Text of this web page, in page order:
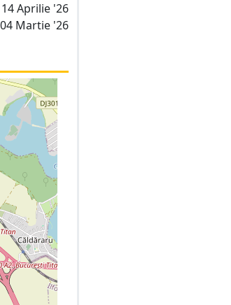
Aprilie '26
Martie '26